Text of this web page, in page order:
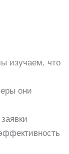
изучаем, что
они